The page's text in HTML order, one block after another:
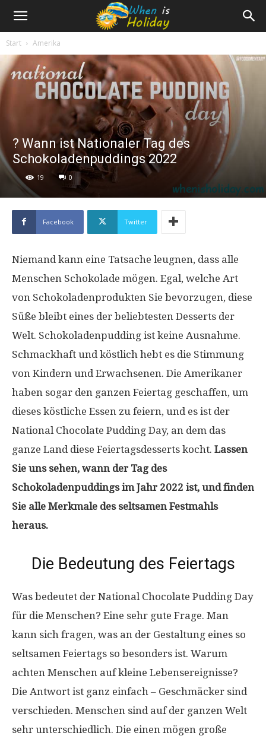
Start Amerika
? Wann ist Nationaler Tag des
Schokoladenpuddings 2022
19 0
Facebook Twitter
Niemand kann eine Tatsache leugnen, dass alle
Menschen Schokolade mögen. Egal, welche Art
von Schokoladenprodukten Sie bevorzugen, diese
Süße bleibt eines der beliebtesten Desserts der
Welt. Schokoladenpudding ist keine Ausnahme.
Schmackhaft und köstlich hebt es die Stimmung
von Kindern und Erwachsenen. Die Amerikaner
haben sogar den ganzen Feiertag geschaffen, um
dieses köstliche Essen zu feiern, und es ist der
National Chocolate Pudding Day, an dem das
ganze Land diese Feiertagsdesserts kocht. Lassen
Sie uns sehen, wann der Tag des
Schokoladenpuddings im Jahr 2022 ist, und finden
Sie alle Merkmale des seltsamen Festmahls
heraus.
Die Bedeutung des Feiertags
Was bedeutet der National Chocolate Pudding Day
für die Menschen? Eine sehr gute Frage. Man
kann sich fragen, was an der Gestaltung eines so
seltsamen Feiertags so besonders ist. Warum
achten Menschen auf kleine Lebensereignisse?
Die Antwort ist ganz einfach – Geschmäcker sind
verschieden. Menschen sind auf der ganzen Welt
sehr unterschiedlich. Die einen mögen große